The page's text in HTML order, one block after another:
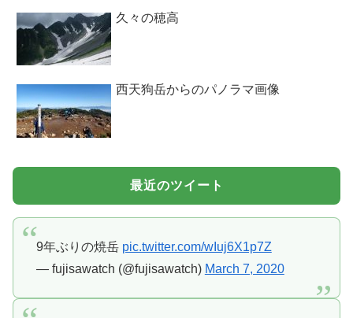
久々の穂高
西天狗岳からのパノラマ画像
最近のツイート
9年ぶりの焼岳 pic.twitter.com/wIuj6X1p7Z
— fujisawatch (@fujisawatch) March 7, 2020